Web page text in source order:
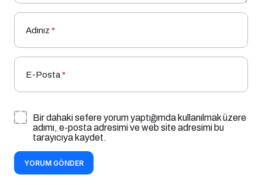
Adınız *
E-Posta*
Bir dahaki sefere yorum yaptığımda kullanılmak üzere
adımı, e-posta adresimi ve web site adresimi bu
tarayıcıya kaydet.
YORUM GÖNDER